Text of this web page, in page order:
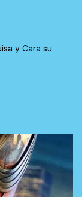
y Cara su